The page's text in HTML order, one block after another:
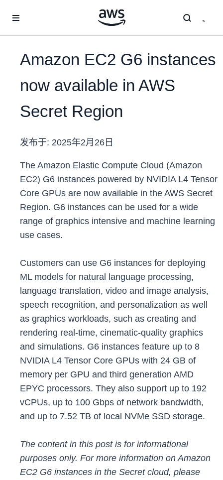
Amazon EC2 G6 instances
now available in AWS
Secret Region
发布于: 2025年2月26日
The Amazon Elastic Compute Cloud (Amazon
EC2) G6 instances powered by NVIDIA L4 Tensor
Core GPUs are now available in the AWS Secret
Region. G6 instances can be used for a wide
range of graphics intensive and machine learning
use cases.
Customers can use G6 instances for deploying
ML models for natural language processing,
language translation, video and image analysis,
speech recognition, and personalization as well
as graphics workloads, such as creating and
rendering real-time, cinematic-quality graphics
and simulations. G6 instances feature up to 8
NVIDIA L4 Tensor Core GPUs with 24 GB of
memory per GPU and third generation AMD
EPYC processors. They also support up to 192
vCPUs, up to 100 Gbps of network bandwidth,
and up to 7.52 TB of local NVMe SSD storage.
The content in this post is for informational
purposes only. For more information on Amazon
EC2 G6 instances in the Secret cloud, please